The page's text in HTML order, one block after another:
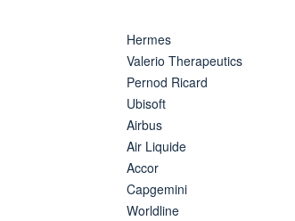
Hermes
Valerio Therapeutics
Pernod Ricard
Ubisoft
Airbus
Air Liquide
Accor
Capgemini
Worldline